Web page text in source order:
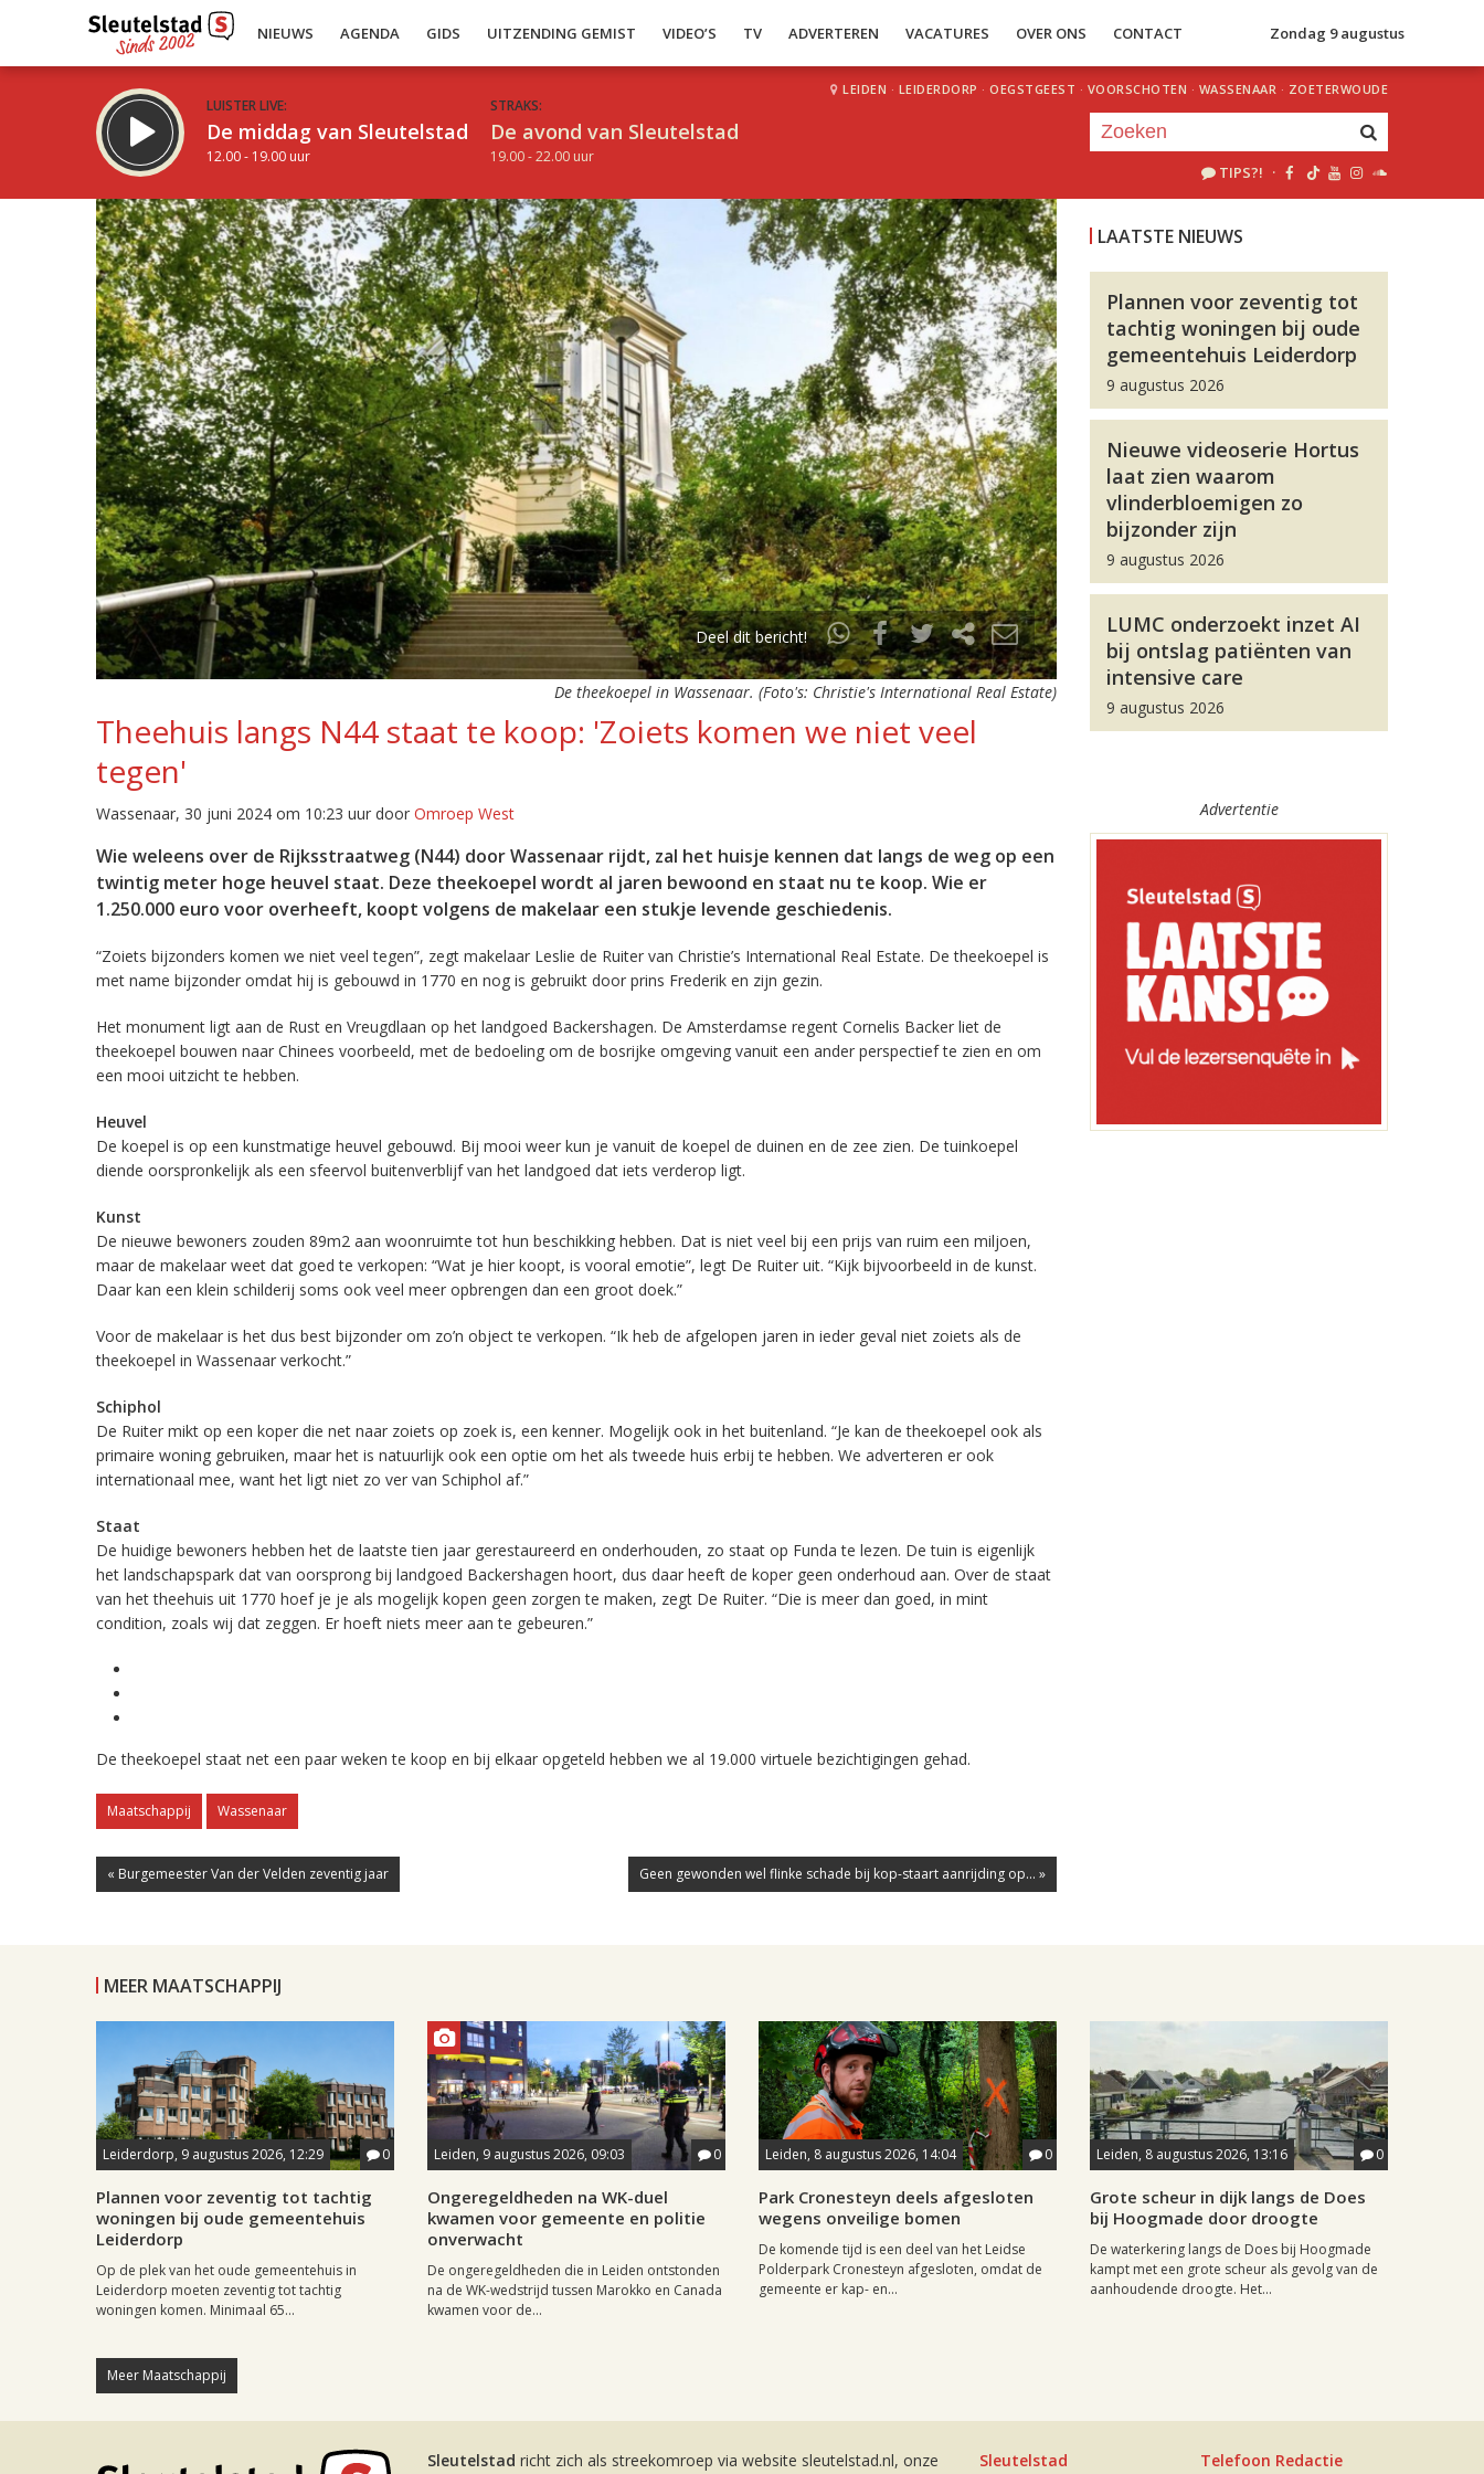
NIEUWS AGENDA GIDS UITZENDING GEMIST VIDEO’S TV ADVERTEREN VACATURES OVER ONS CONTACT Zondag 9 augustus
LUISTER LIVE:
De middag van Sleutelstad
12.00 - 19.00 uur
STRAKS:
De avond van Sleutelstad
19.00 - 22.00 uur
LEIDEN · LEIDERDORP · OEGSTGEEST · VOORSCHOTEN · WASSENAAR · ZOETERWOUDE
TIPS?! ·
Inklappen
Deel dit bericht!
De theekoepel in Wassenaar. (Foto's: Christie's International Real Estate)
Theehuis langs N44 staat te koop: 'Zoiets komen we niet veel
tegen'
Wassenaar, 30 juni 2024 om 10:23 uur door Omroep West
Wie weleens over de Rijksstraatweg (N44) door Wassenaar rijdt, zal het huisje kennen dat langs de weg op een
twintig meter hoge heuvel staat. Deze theekoepel wordt al jaren bewoond en staat nu te koop. Wie er
1.250.000 euro voor overheeft, koopt volgens de makelaar een stukje levende geschiedenis.
“Zoiets bijzonders komen we niet veel tegen”, zegt makelaar Leslie de Ruiter van Christie’s International Real Estate. De theekoepel is
met name bijzonder omdat hij is gebouwd in 1770 en nog is gebruikt door prins Frederik en zijn gezin.
Het monument ligt aan de Rust en Vreugdlaan op het landgoed Backershagen. De Amsterdamse regent Cornelis Backer liet de
theekoepel bouwen naar Chinees voorbeeld, met de bedoeling om de bosrijke omgeving vanuit een ander perspectief te zien en om
een mooi uitzicht te hebben.
Heuvel
De koepel is op een kunstmatige heuvel gebouwd. Bij mooi weer kun je vanuit de koepel de duinen en de zee zien. De tuinkoepel
diende oorspronkelijk als een sfeervol buitenverblijf van het landgoed dat iets verderop ligt.
Kunst
De nieuwe bewoners zouden 89m2 aan woonruimte tot hun beschikking hebben. Dat is niet veel bij een prijs van ruim een miljoen,
maar de makelaar weet dat goed te verkopen: “Wat je hier koopt, is vooral emotie”, legt De Ruiter uit. “Kijk bijvoorbeeld in de kunst.
Daar kan een klein schilderij soms ook veel meer opbrengen dan een groot doek.”
Voor de makelaar is het dus best bijzonder om zo’n object te verkopen. “Ik heb de afgelopen jaren in ieder geval niet zoiets als de
theekoepel in Wassenaar verkocht.”
Schiphol
De Ruiter mikt op een koper die net naar zoiets op zoek is, een kenner. Mogelijk ook in het buitenland. “Je kan de theekoepel ook als
primaire woning gebruiken, maar het is natuurlijk ook een optie om het als tweede huis erbij te hebben. We adverteren er ook
internationaal mee, want het ligt niet zo ver van Schiphol af.”
Staat
De huidige bewoners hebben het de laatste tien jaar gerestaureerd en onderhouden, zo staat op Funda te lezen. De tuin is eigenlijk
het landschapspark dat van oorsprong bij landgoed Backershagen hoort, dus daar heeft de koper geen onderhoud aan. Over de staat
van het theehuis uit 1770 hoef je je als mogelijk kopen geen zorgen te maken, zegt De Ruiter. “Die is meer dan goed, in mint
condition, zoals wij dat zeggen. Er hoeft niets meer aan te gebeuren.”
De theekoepel staat net een paar weken te koop en bij elkaar opgeteld hebben we al 19.000 virtuele bezichtigingen gehad.
Maatschappij Wassenaar
« Burgemeester Van der Velden zeventig jaar Geen gewonden wel flinke schade bij kop-staart aanrijding op... »
LAATSTE NIEUWS
Plannen voor zeventig tot
tachtig woningen bij oude
gemeentehuis Leiderdorp
9 augustus 2026
Nieuwe videoserie Hortus
laat zien waarom
vlinderbloemigen zo
bijzonder zijn
9 augustus 2026
LUMC onderzoekt inzet AI
bij ontslag patiënten van
intensive care
9 augustus 2026
Advertentie
MEER MAATSCHAPPIJ
Leiderdorp, 9 augustus 2026, 12:29 0
Plannen voor zeventig tot tachtig
woningen bij oude gemeentehuis
Leiderdorp
Op de plek van het oude gemeentehuis in
Leiderdorp moeten zeventig tot tachtig
woningen komen. Minimaal 65...
Leiden, 9 augustus 2026, 09:03 0
Ongeregeldheden na WK-duel
kwamen voor gemeente en politie
onverwacht
De ongeregeldheden die in Leiden ontstonden
na de WK-wedstrijd tussen Marokko en Canada
kwamen voor de...
Leiden, 8 augustus 2026, 14:04 0
Park Cronesteyn deels afgesloten
wegens onveilige bomen
De komende tijd is een deel van het Leidse
Polderpark Cronesteyn afgesloten, omdat de
gemeente er kap- en...
Leiden, 8 augustus 2026, 13:16 0
Grote scheur in dijk langs de Does
bij Hoogmade door droogte
De waterkering langs de Does bij Hoogmade
kampt met een grote scheur als gevolg van de
aanhoudende droogte. Het...
Meer Maatschappij
Sleutelstad richt zich als streekomroep via website sleutelstad.nl, onze Sleutelstad Telefoon Redactie